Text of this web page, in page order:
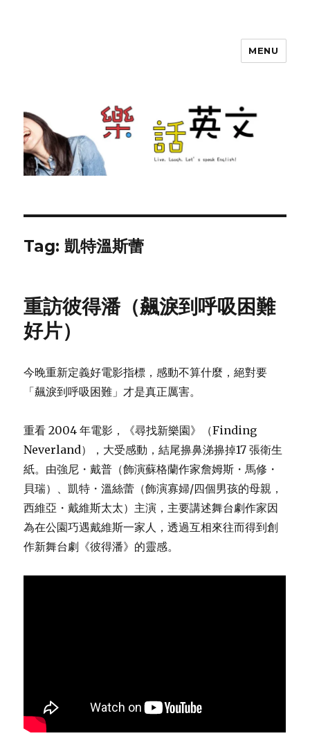
MENU
Tag: 凱特溫斯蕾
重訪彼得潘（飆淚到呼吸困難
好片）
今晚重新定義好電影指標，感動不算什麼，絕對要
「飆淚到呼吸困難」才是真正厲害。
重看 2004 年電影，《尋找新樂園》（Finding
Neverland），大受感動，結尾擤鼻涕擤掉17 張衛生
紙。由強尼・戴普（飾演蘇格蘭作家詹姆斯・馬修・
貝瑞）、凱特・溫絲蕾（飾演寡婦/四個男孩的母親，
西維亞・戴維斯太太）主演，主要講述舞台劇作家因
為在公園巧遇戴維斯一家人，透過互相來往而得到創
作新舞台劇《彼得潘》的靈感。